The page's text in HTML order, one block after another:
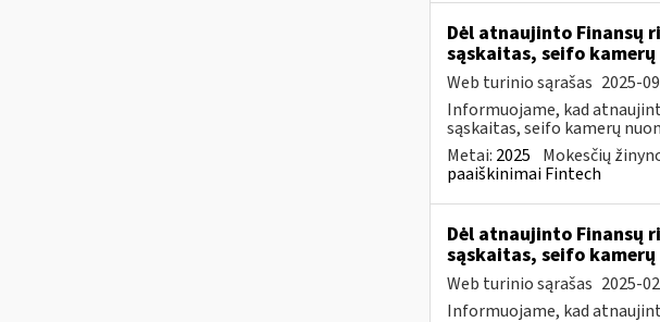
Dėl atnaujinto Finansų
sąskaitas, seifo
Web turinio sąrašas 2025-
Informuojame, kad
sąskaitas, seifo kamerų
Metai: 2025 Mokesčių
paaiškinimai Fintech
Dėl atnaujinto Finansų
sąskaitas, seifo
Web turinio sąrašas 2025-
Informuojame, kad